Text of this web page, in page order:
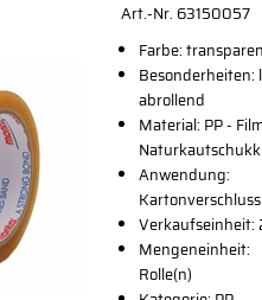
Art.-Nr. 63150057
Farbe:
Besonderheiten:
abrollend
Material: PP -
Anwendung:
Kartonverschluss
Verkaufseinheit:
Mengeneinheit:
Rolle(n)